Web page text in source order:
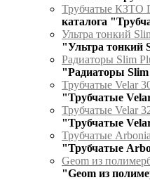
Трубчатые КЗТО
каталога
Ультра тонкий
"Ультра тонкий
Радиаторы Slim
"Радиаторы
Трубчатые Velar
"Трубчатые
Трубчатые Velar
"Трубчатые
Трубчатые Arbonia
"Трубчатые
Geom из
"Geom из